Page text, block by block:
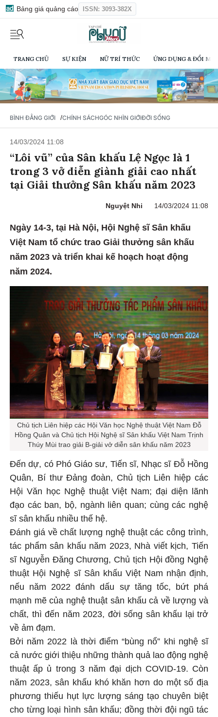
Bảng giá quảng cáo ISSN: 3093-382X
TRANG CHỦ SỰ KIỆN NỮ TRÍ THỨC ỨNG DỤNG & ĐỔI
BÌNH ĐẲNG GIỚI /CHÍNH SÁCHGÓC NHÌN GIỚIĐỜI SỐNG
14/03/2024 11:08
“Lôi vũ” của Sân khấu Lệ Ngọc là 1
trong 3 vở diễn giành giải cao nhất
tại Giải thưởng Sân khấu năm 2023
Nguyệt Nhi 14/03/2024 11:08
Ngày 14-3, tại Hà Nội, Hội Nghệ sĩ Sân khấu
Việt Nam tổ chức trao Giải thưởng sân khấu
năm 2023 và triển khai kế hoạch hoạt động
năm 2024.
Chủ tịch Liên hiệp các Hội Văn học Nghệ thuật Việt Nam Đỗ
Hồng Quân và Chủ tịch Hội Nghệ sĩ Sân khấu Việt Nam Trịnh
Thúy Mùi trao giải B-giải vở diễn sân khấu năm 2023
Đến dự, có Phó Giáo sư, Tiến sĩ, Nhạc sĩ Đỗ Hồng
Quân, Bí thư Đảng đoàn, Chủ tịch Liên hiệp các
Hội Văn học Nghệ thuật Việt Nam; đại diện lãnh
đạo các ban, bộ, ngành liên quan; cùng các nghệ
sĩ sân khấu nhiều thế hệ.
Đánh giá về chất lượng nghệ thuật các công trình,
tác phẩm sân khấu năm 2023, Nhà viết kịch, Tiến
sĩ Nguyễn Đăng Chương, Chủ tịch Hội đồng Nghệ
thuật Hội Nghệ sĩ Sân khấu Việt Nam nhận định,
nếu năm 2022 đánh dấu sự tăng tốc, bứt phá
mạnh mẽ của nghệ thuật sân khấu cả về lượng và
chất, thì đến năm 2023, đời sống sân khấu lại trở
về ảm đạm.
Bởi năm 2022 là thời điểm “bùng nổ” khi nghệ sĩ
cả nước giới thiệu những thành quả lao động nghệ
thuật ấp ủ trong 3 năm đại dịch COVID-19. Còn
năm 2023, sân khấu khó khăn hơn do một số địa
phương thiếu hụt lực lượng sáng tạo chuyên biệt
cho từng loại hình sân khấu; đồng thời đội ngũ tác